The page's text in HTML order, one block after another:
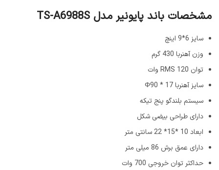
مشخصات باند پایونیر مدل TS-A6988S
سایز 6*9 اینچ
وزن آهنربا 430 گرم
توان RMS 120 وات
سایز آهنربا Φ90 * 17
سیستم بلندگو پنج تیکه
دارای طراحی بیضی شکل
ابعاد 10 *15* 22 سانتی متر
دارای عمق برش 86 میلی متر
حداکثر توان خروجی 700 وات